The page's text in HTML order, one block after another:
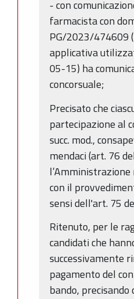
- con
farmacista con
PG/2023/474609
applicativa
05-15) ha
concorsuale;
Precisato che
partecipazione al
succ. mod.,
mendaci (art. 76
con il
sensi dell'art. 75
Ritenuto, per le
candidati che
successivamente
pagamento del
bando,